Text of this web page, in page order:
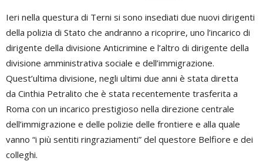
Ieri nella questura di Terni si sono insediati due nuovi dirigenti
della polizia di Stato che andranno a ricoprire, uno l’incarico di
dirigente della divisione Anticrimine e l’altro di dirigente della
divisione amministrativa sociale e dell’immigrazione.
Quest’ultima divisione, negli ultimi due anni è stata diretta
da Cinthia Petralito che è stata recentemente trasferita a
Roma con un incarico prestigioso nella direzione centrale
dell’immigrazione e delle polizie delle frontiere e alla quale
vanno “i più sentiti ringraziamenti” del questore Belfiore e dei
colleghi.